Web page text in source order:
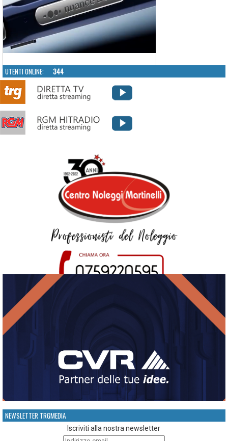
UTENTI ONLINE: 344
NEWSLETTER TRGMEDIA
Iscriviti alla nostra newsletter